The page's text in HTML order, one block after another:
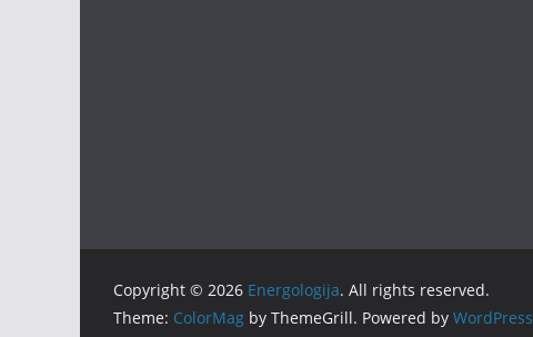
Copyright © 2026 Energologija. All rights reserved.
Theme: ColorMag by ThemeGrill. Powered by WordPress